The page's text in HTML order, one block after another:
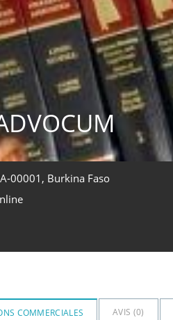
00001, Burkina Faso
COMMERCIALES AVIS (0)